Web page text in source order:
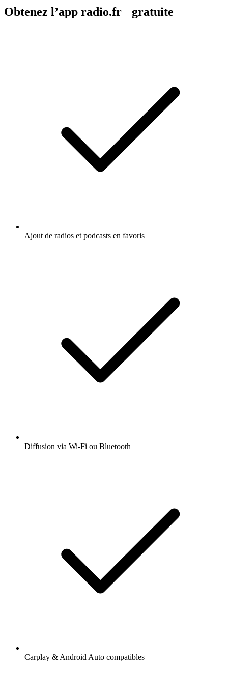
Obtenez l’app radio.fr gratuite
Ajout de radios et podcasts en favoris
Diffusion via Wi-Fi ou Bluetooth
Carplay & Android Auto compatibles